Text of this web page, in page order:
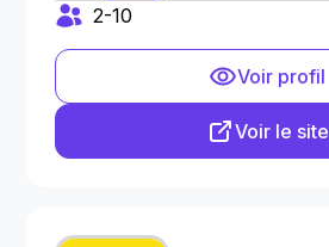
2-10
Voir profil
Voir le site